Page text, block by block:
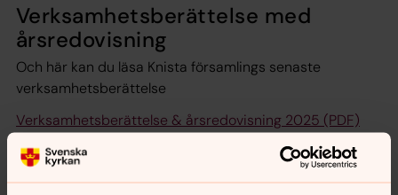
Verksamhetsberättelse med
årsredovisning
Och här kan du läsa Knista församlings senaste
verksamhetsberättelse
Verksamhetsberättelse & årsredovisning 2025 (PDF)